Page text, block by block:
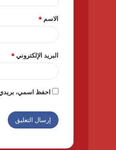
ق
*
الاسم *
البريد الإلكتروني*
احفظ اسمي، بريدي